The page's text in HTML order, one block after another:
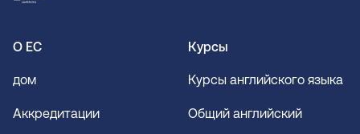
О ЕС
дом
Аккредитации
Курсы
Курсы английского языка
Общий английский